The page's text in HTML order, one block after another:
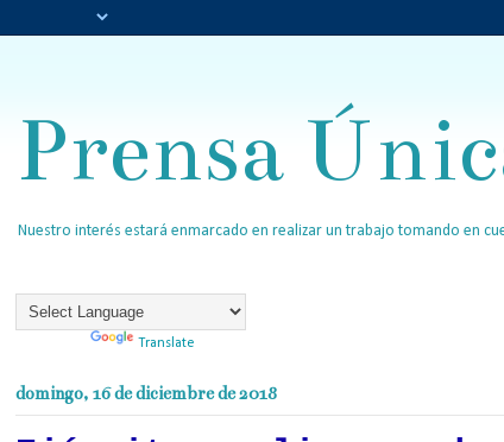
Prensa
Nuestro interés estará enmarcado en realizar un trabajo tomando en
Translate
domingo, 16 de diciembre de 2018